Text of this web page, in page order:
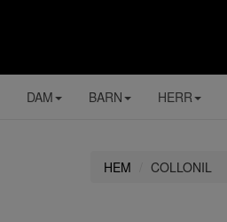
DAM BARN HERR
HEM COLLONIL